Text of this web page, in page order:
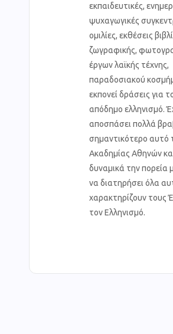
εκπαιδευτικές,
ψυχαγωγικές
ομιλίες, εκθέσεις
ζωγραφικής,
έργων λαϊκής τέχνης,
παραδοσιακού
εκπονεί δράσεις για
απόδημο ελληνισμό.
αποσπάσει πολλά
σημαντικότερο αυτό
Ακαδημίας Αθηνών
δυναμικά την πορεία
να διατηρήσει όλα
χαρακτηρίζουν τους
τον Ελληνισμό.